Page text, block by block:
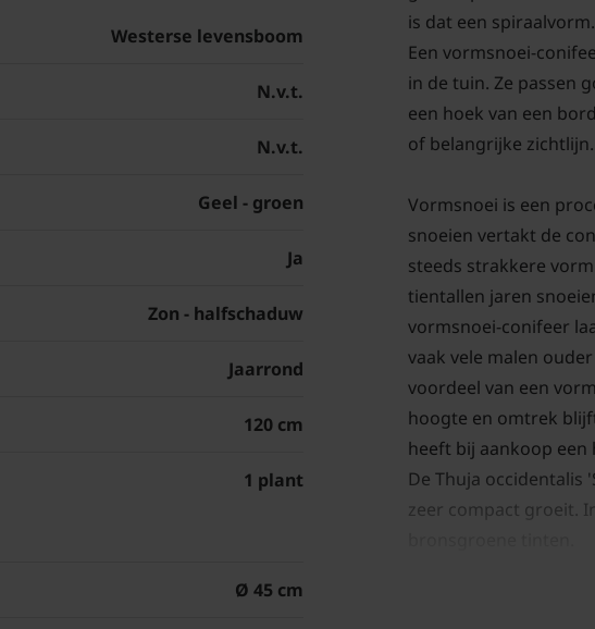
Westerse levensboom
N.v.t.
N.v.t.
Geel - groen
Ja
Zon - halfschaduw
Jaarrond
120 cm
1 plant
Ø 45 cm
is dat een spiraalvorm.
Een vormsnoei-
in de tuin. Ze passen
een hoek van een
of belangrijke
Vormsnoei is een
snoeien vertakt de
steeds strakkere
tientallen jaren
vormsnoei-conifeer
vaak vele malen
voordeel van een
hoogte en omtrek
heeft bij aankoop een
De Thuja occidentalis
zeer compact groeit.